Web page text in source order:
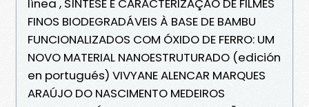
línea , SÍNTESE E CARACTERIZAÇÃO DE FILMES
FINOS BIODEGRADÁVEIS À BASE DE BAMBU
FUNCIONALIZADOS COM ÓXIDO DE FERRO: UM
NOVO MATERIAL NANOESTRUTURADO (edición
en portugués) VIVYANE ALENCAR MARQUES
ARAÚJO DO NASCIMENTO MEDEIROS